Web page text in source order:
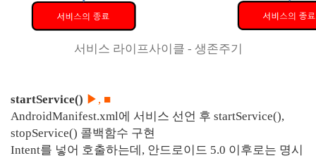
서비스 라이프사이클 - 생존주기
startService() ▶, ■
AndroidManifest.xml에 서비스 선언 후 startService(),
stopService() 콜백함수 구현
Intent를 넣어 호출하는데, 안드로이드 5.0 이후로는 명시